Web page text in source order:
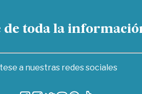
de toda la
a nuestras redes sociales